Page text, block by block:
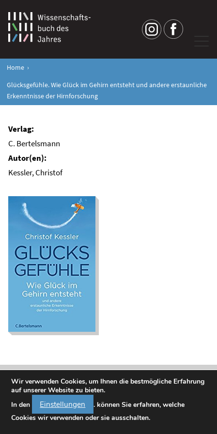
Home
Glücksgefühle. Wie Glück im Gehirn entsteht und andere erstaunliche
Erkenntnisse der Hirnforschung
Glücksgefühle. Wie
Glück im Gehirn
entsteht und andere
erstaunliche
Erkenntnisse der
Hirnforschung
Kessler, Christof
C. Bertelsmann
Wir verwenden Cookies, um Ihnen die bestmögliche Erfahrung
auf unserer Website zu bieten.
In den
Einstellungen
. können Sie erfahren, welche
Cookies wir verwenden oder sie ausschalten.